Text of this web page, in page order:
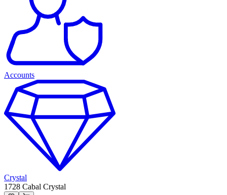
Accounts
Crystal
1728 Cabal Crystal